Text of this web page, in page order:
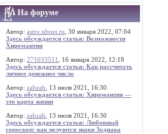
На форуме
Автор: astro.sibnet.ru , 30 января 2022, 07:04
Здесь обсуждается статья: Возможности
Хиромантии
Автор: 271033511
, 16 января 2022, 12:18
Здесь обсуждается статья: Как рассчитать
личное денежное число
Автор: zabzab , 13 июля 2021, 16:30
Здесь обсуждается статья: Хиромантия —
это карта жизни
Автор: zabzab , 13 июля 2021, 16:30
Здесь обсуждается статья: Любовный
гороскоп: как целуются знаки Зодиака